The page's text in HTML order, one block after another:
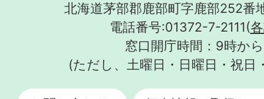
北海道茅部郡鹿部町字鹿部252番
電話番号:01372-7-2111(
窓口開庁時間：9時か
(ただし、土曜日・日曜日・祝日